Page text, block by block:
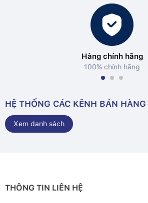
Hàng chính hãng
100% chính hãng
HỆ THỐNG CÁC KÊNH BÁN
Xem danh sách
THÔNG TIN LIÊN HỆ